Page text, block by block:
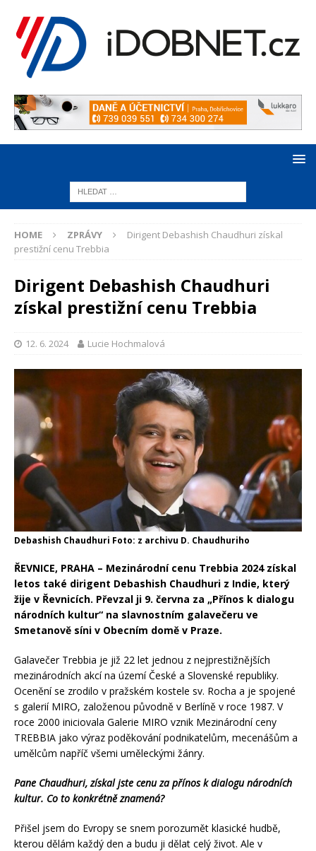
HOME ZPRÁVY
Dirigent Debashish Chaudhuri získal
prestižní cenu Trebbia
Dirigent Debashish Chaudhuri
získal prestižní cenu Trebbia
12. 6. 2024 Lucie Hochmalová
Debashish Chaudhuri Foto: z archivu D. Chaudhuriho
ŘEVNICE, PRAHA – Mezinárodní cenu Trebbia 2024 získal
letos také dirigent Debashish Chaudhuri z Indie, který
žije v Řevnicích. Převzal ji 9. června za „Přínos k dialogu
národních kultur“ na slavnostním galavečeru ve
Smetanově síni v Obecním domě v Praze.
Galavečer Trebbia je již 22 let jednou z nejprestižnějších
mezinárodních akcí na území České a Slovenské republiky.
Ocenění se zrodilo v pražském kostele sv. Rocha a je spojené
s galerií MIRO, založenou původně v Berlíně v roce 1987. V
roce 2000 iniciovala Galerie MIRO vznik Mezinárodní ceny
TREBBIA jako výraz poděkování podnikatelům, mecenášům a
umělcům napříč všemi uměleckými žánry.
Pane Chaudhuri, získal jste cenu za přínos k dialogu národních
kultur. Co to konkrétně znamená?
Přišel jsem do Evropy se snem porozumět klasické hudbě,
kterou dělám každý den a budu ji dělat celý život. Ale v